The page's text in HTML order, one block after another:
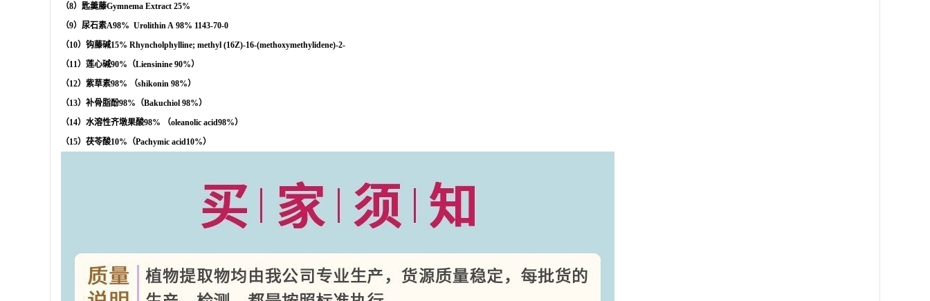
（8）匙羹藤Gymnema Extract 25%
（9）尿石素A98% Urolithin A 98% 1143-70-0
（10）钩藤碱15% Rhyncholphylline; methyl (16Z)-16-(methoxymethylidene)-2-
（11）莲心碱90% （Liensinine 90%）
（12）紫草素98% （shikonin 98%）
（13）补骨脂酚98% （Bakuchiol 98%）
（14）水溶性齐墩果酸98% （oleanolic acid98%）
（15）茯苓酸10% （Pachymic acid10%）